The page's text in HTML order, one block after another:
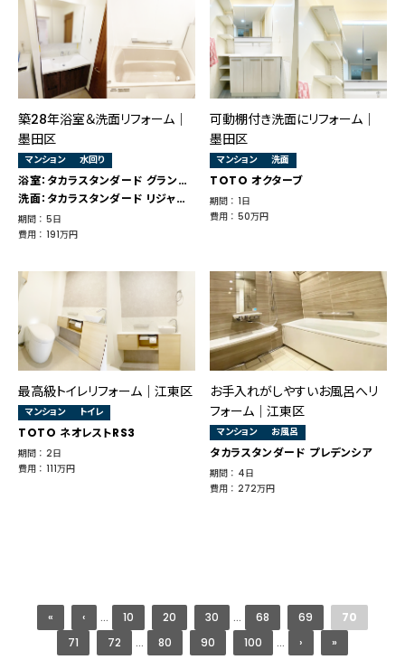
築28年浴室＆洗面リフォーム｜
墨田区
マンション 水回り
浴室：タカラスタンダード グランスパ
洗面：タカラスタンダード リジャスト
期間 ： 5日
費用 ： 191万円
可動棚付き洗面にリフォーム｜
墨田区
マンション 洗面
TOTO オクターブ
期間 ： 1日
費用 ： 50万円
最高級トイレリフォーム｜江東区
マンション トイレ
TOTO ネオレストRS3
期間 ： 2日
費用 ： 111万円
お手入れがしやすいお風呂へリ
フォーム｜江東区
マンション お風呂
タカラスタンダード プレデンシア
期間 ： 4日
費用 ： 272万円
« ‹ ... 10 20 30 ... 68 69
70
71
72 ... 80 90 100 ... › »